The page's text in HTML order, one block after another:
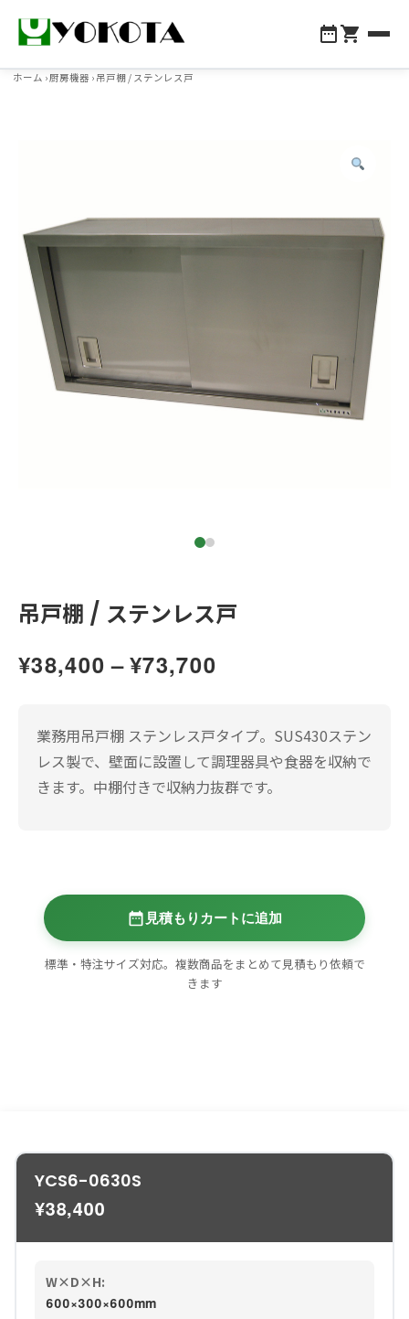
業者様へ
ホーム ›厨房機器 › 吊戸棚 / ステンレス戸
吊戸棚 / ステンレス戸
¥38,400 –¥73,700
帯:
¥38,400
業務用吊戸棚 ステンレス戸タイプ。SUS430ステン
レス製で、壁面に設置して調理器具や食器を収納で
きます。中棚付きで収納力抜群です。
見積もりカートに追加
標準・特注サイズ対応。複数商品をまとめて見積もり依頼で
きます
YCS6-0630S
¥38,400
W×D×H:
600×300×600mm